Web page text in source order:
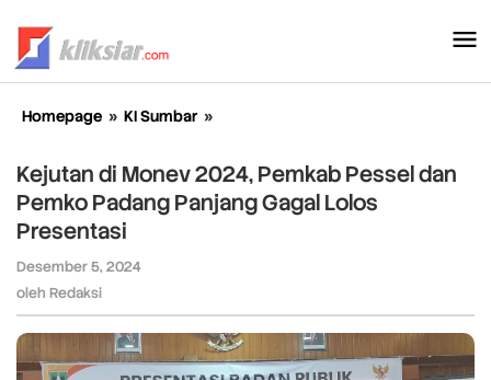
konten
Homepage » KI Sumbar »
Monev
2024,
Pemkab
Panjang
Gagal
Lolos
Kejutan di Monev 2024, Pemkab Pessel dan
Pemko Padang Panjang Gagal Lolos
Presentasi
Desember 5, 2024
oleh Redaksi